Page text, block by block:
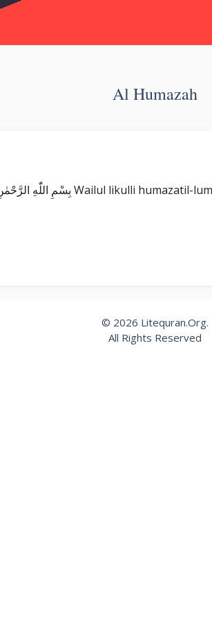
Al Humazah
© 2026 Litequran.Org.
All Rights Reserved